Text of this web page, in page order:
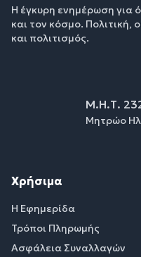
Η έγκυρη ενημέρωση για
και τον κόσμο. Πολιτική,
και πολιτισμός.
Μ.Η.Τ.
Μητρώο
Χρήσιμα
Η Εφημερίδα
Τρόποι Πληρωμής
Ασφάλεια Συναλλαγών